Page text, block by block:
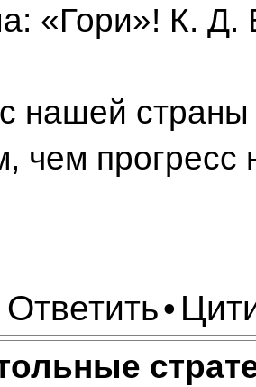
«Гори»! К. Д.
нашей
чем прогресс
Ответить•